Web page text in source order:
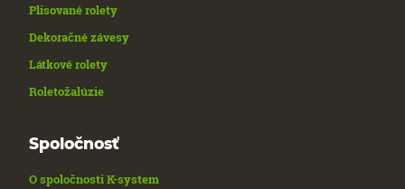
Plisované rolety
Dekoračné závesy
Látkové rolety
Roletožalúzie
Spoločnosť
O spoločnosti K-system